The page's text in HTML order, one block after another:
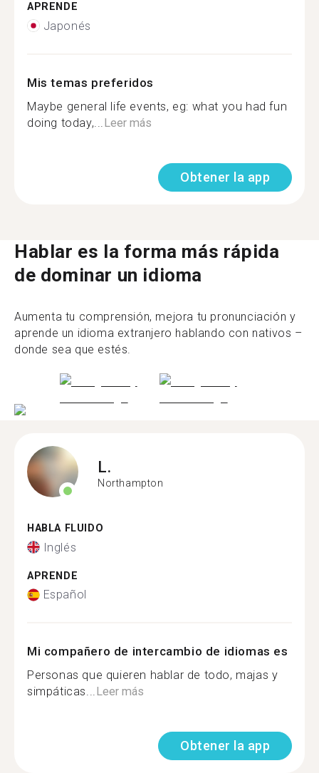
APRENDE
Japonés
Mis temas preferidos
Maybe general life events, eg: what you had fun
doing today,... Leer más
Obtener la app
Hablar es la forma más rápida
de dominar un idioma
Aumenta tu comprensión, mejora tu pronunciación y
aprende un idioma extranjero hablando con nativos –
donde sea que estés.
L.
Northampton
HABLA FLUIDO
Inglés
APRENDE
Español
Mi compañero de intercambio de idiomas es
Personas que quieren hablar de todo, majas y
simpáticas...Leer más
Obtener la app